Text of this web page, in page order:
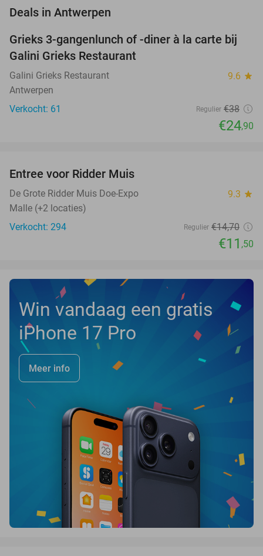
Deals in Antwerpen
34%
Grieks 3-gangenlunch of -diner à la carte bij
Galini Grieks Restaurant
Galini Grieks Restaurant 9.6 star
Antwerpen
Verkocht: 61
Regulier €38
€24,90
TODAY
Entree voor Ridder Muis
De Grote Ridder Muis Doe-Expo 9.3 star
Malle (+2 locaties)
Verkocht: 294
Regulier €14,70
€11 ,50
Win vandaag een gratis
iPhone 17 Pro
Meer info